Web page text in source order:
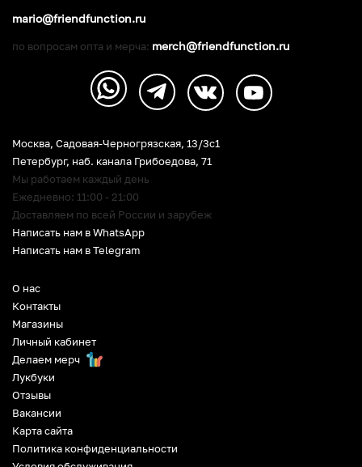
О нас
Контакты
Магазины
Личный кабинет
Делаем мерч
Лукбуки
Отзывы
Вакансии
Карта сайта
Политика конфиденциальности
Москва, Садовая-Черногрязская, 13/3c1
Петербург, наб. канала Грибоедова, 71
Мы работаем каждый день
Ежедневно: 11:00 - 21:00
Доставляем по всей России и зарубеж
Написать нам в WhatsApp
Написать нам в Telegram
mario@friendfunction.ru
по вопросам опта и мерча: merch@friendfunction.ru